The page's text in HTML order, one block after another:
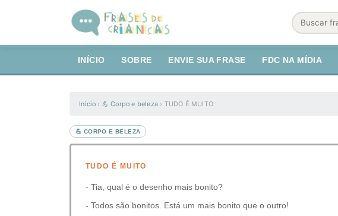
Buscar
INÍCIO SOBRE ENVIE SUA FRASE FDC NA MÍDIA
Início › 💪 Corpo e beleza › TUDO É MUITO
💪 CORPO E BELEZA
TUDO É MUITO
- Tia, qual é o desenho mais bonito?‬
- Todos são bonitos. Está um mais bonito que o outro!